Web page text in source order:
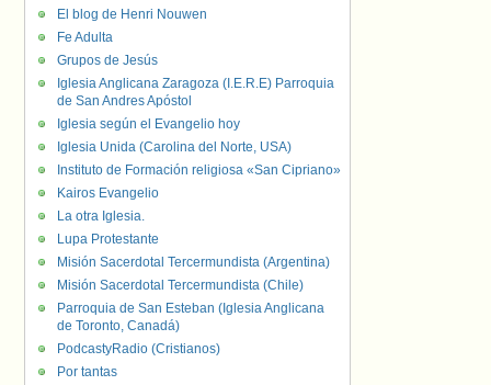
El blog de Henri Nouwen
Fe Adulta
Grupos de Jesús
Iglesia Anglicana Zaragoza (I.E.R.E) Parroquia
de San Andres Apóstol
Iglesia según el Evangelio hoy
Iglesia Unida (Carolina del Norte, USA)
Instituto de Formación religiosa «San Cipriano»
Kairos Evangelio
La otra Iglesia.
Lupa Protestante
Misión Sacerdotal Tercermundista (Argentina)
Misión Sacerdotal Tercermundista (Chile)
Parroquia de San Esteban (Iglesia Anglicana
de Toronto, Canadá)
PodcastyRadio (Cristianos)
Por tantas